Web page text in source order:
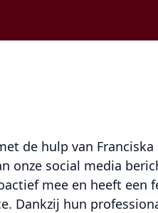
de hulp van Franciska
onze social media
mee en heeft een
Dankzij hun